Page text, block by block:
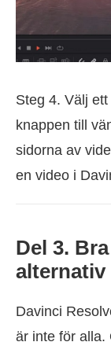
Steg 4. Välj
knappen till
sidorna av
en video i
Del 3.
alternativ
Davinci
är inte för alla.